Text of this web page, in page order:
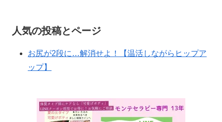
人気の投稿とページ
お尻が2段に…解消せよ！【温活しながらヒップア
ップ】